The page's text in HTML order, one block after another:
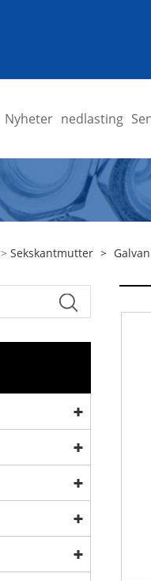
Nyheter nedlasting
> Sekskantmutter >